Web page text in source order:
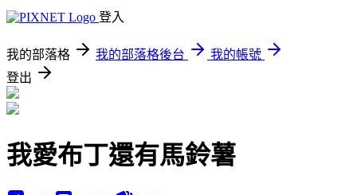
登入
我的部落格 我的部落格後台
我的帳號
登出
我愛布丁還有馬鈴薯